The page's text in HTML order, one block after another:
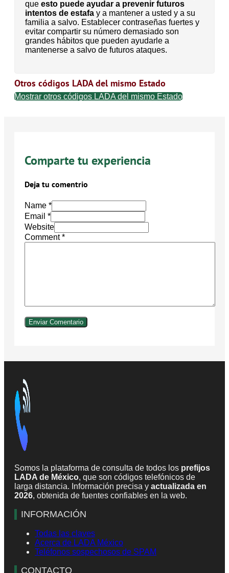
que esto puede ayudar a prevenir futuros
intentos de estafa y a mantener a usted y a su
familia a salvo. Establecer contraseñas fuertes y
evitar compartir su número demasiado son
grandes hábitos que pueden ayudarle a
mantenerse a salvo de futuros ataques.
Otros códigos LADA del mismo Estado
Mostrar otros códigos LADA del mismo Estado
Comparte tu experiencia
Deja tu comentrio
Name *
Email *
Website
Comment*
Somos la plataforma de consulta de todos los prefijos
LADA de México, que son códigos telefónicos de
larga distancia. Información precisa y actualizada en
2026, obtenida de fuentes confiables en la web.
INFORMACIÓN
Todas las claves
Acerca de LADA México
Teléfonos sospechosos de SPAM
CONTACTO